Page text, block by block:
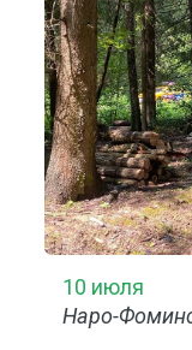
10 июля
Наро-